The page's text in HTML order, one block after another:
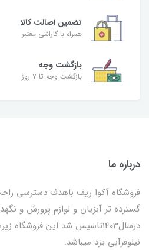
تضمین اصالت کالا
همراه با گارانتی معتبر
بازگشت وجه
بازگشت وجه تا ۷ روز
درباره ما
فروشگاه آکوا ریف باهدف دسترسی
گسترده تر آبزیان و لوازم پرورش و
درسال1403تاسیس شد این
نیلوفرآبی یزد میباشد.